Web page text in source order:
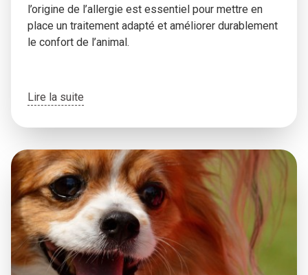
l’origine de l’allergie est essentiel pour mettre en
place un traitement adapté et améliorer durablement
le confort de l’animal.
Lire la suite